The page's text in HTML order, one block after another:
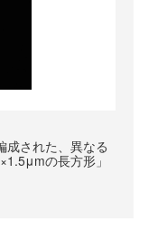
成された、異なる
の長方形」